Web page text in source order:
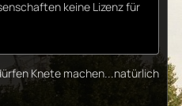
keine Lizenz für
Knete machen...natürlich